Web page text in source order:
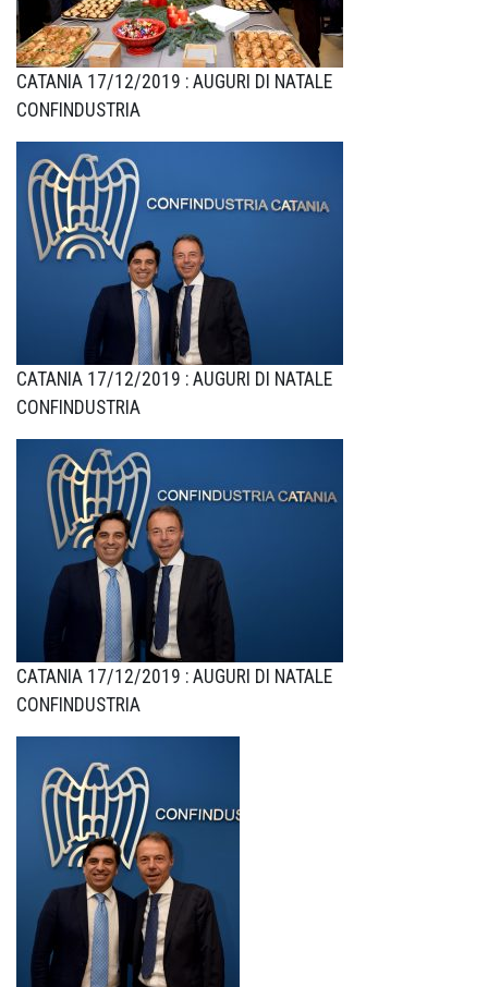
CATANIA 17/12/2019 : AUGURI DI NATALE
CONFINDUSTRIA
CATANIA 17/12/2019 : AUGURI DI NATALE
CONFINDUSTRIA
CATANIA 17/12/2019 : AUGURI DI NATALE
CONFINDUSTRIA